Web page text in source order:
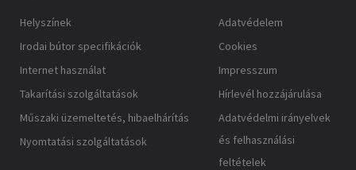
Helyszínek
Irodai bútor specifikációk
Internet használat
Takarítási szolgáltatások
Műszaki üzemeltetés, hibaelhárítás
Nyomtatási szolgáltatások
Adatvédelem
Cookies
Impresszum
Hírlevél hozzájárulása
Adatvédelmi irányelvek
és felhasználási
feltételek